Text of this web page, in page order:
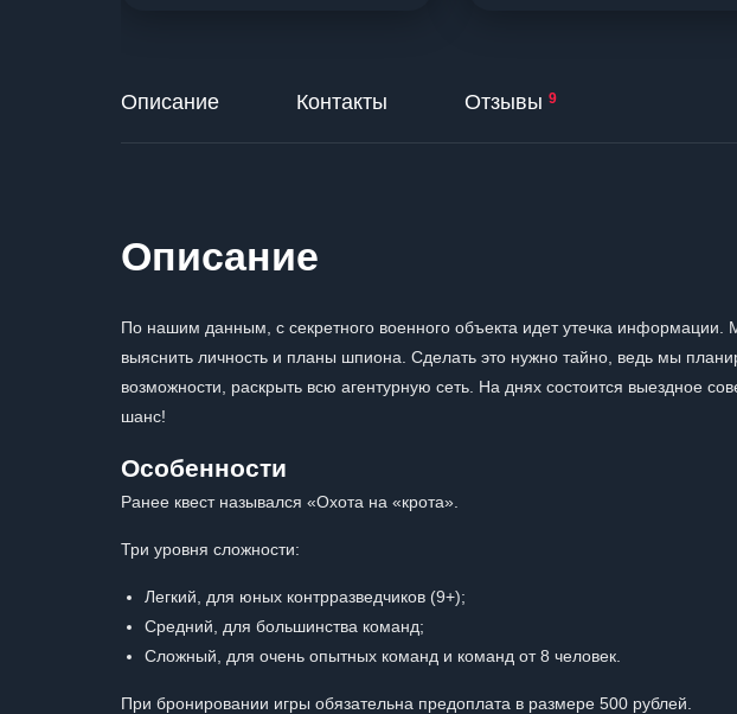
Описание Контакты Отзывы 9
Описание
По нашим данным, с секретного военного объекта идет утечка
выяснить личность и планы шпиона. Сделать это нужно тайно, ведь мы
возможности, раскрыть всю агентурную сеть. На днях состоится выездное
шанс!
Особенности
Ранее квест назывался «Охота на «крота».
Три уровня сложности:
Легкий, для юных контрразведчиков (9+);
Средний, для большинства команд;
Сложный, для очень опытных команд и команд от 8 человек.
При бронировании игры обязательна предоплата в размере 500 рублей.